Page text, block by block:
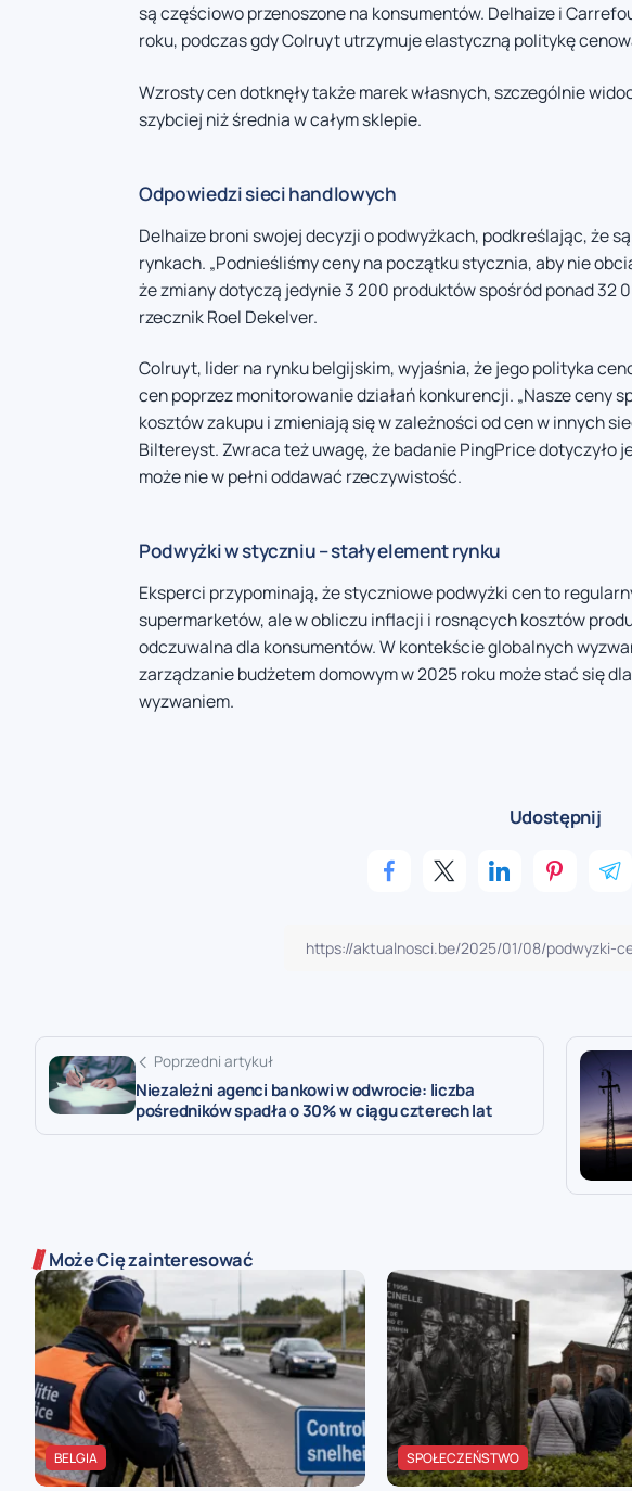
są częściowo przenoszone na konsumentów. Delhaize i
roku, podczas gdy Colruyt utrzymuje elastyczną politykę
Wzrosty cen dotknęły także marek własnych, szczególnie
szybciej niż średnia w całym sklepie.
Odpowiedzi sieci handlowych
Delhaize broni swojej decyzji o podwyżkach, podkreślając, że
rynkach. „Podnieśliśmy ceny na początku stycznia, aby nie
że zmiany dotyczą jedynie 3 200 produktów spośród ponad 32
rzecznik Roel Dekelver.
Colruyt, lider na rynku belgijskim, wyjaśnia, że jego polityka
cen poprzez monitorowanie działań konkurencji. „Nasze ceny
kosztów zakupu i zmieniają się w zależności od cen w innych
Biltereyst. Zwraca też uwagę, że badanie PingPrice dotyczyło
może nie w pełni oddawać rzeczywistość.
Podwyżki w styczniu – stały element rynku
Eksperci przypominają, że styczniowe podwyżki cen to
supermarketów, ale w obliczu inflacji i rosnących kosztów
odczuwalna dla konsumentów. W kontekście globalnych
zarządzanie budżetem domowym w 2025 roku może stać się
wyzwaniem.
Udostępnij
Poprzedni artykuł
Niezależni agenci bankowi w odwrocie: liczba
pośredników spadła o 30% w ciągu czterech lat
Może Cię zainteresować
BELGIA SPOŁECZEŃSTWO